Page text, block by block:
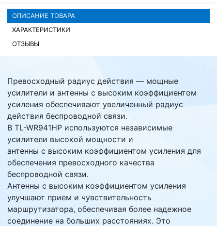
ОПИСАНИЕ ТОВАРА
ХАРАКТЕРИСТИКИ
ОТЗЫВЫ
Превосходный радиус действия — мощные
усилители и антенны с высоким коэффициентом
усиления обеспечивают увеличенный радиус
действия беспроводной связи.
В TL-WR941HP используются независимые
усилители высокой мощности и
антенны с высоким коэффициентом усиления для
обеспечения превосходного качества
беспроводной связи.
Антенны с высоким коэффициентом усиления
улучшают прием и чувствительность
маршрутизатора, обеспечивая более надежное
соединение на больших расстояниях. Это